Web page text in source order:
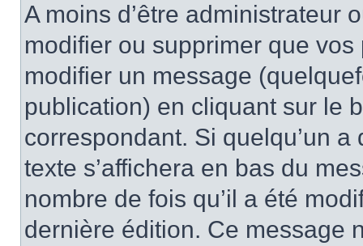
A moins d’être administrateur
modifier ou supprimer que
modifier un message
publication) en cliquant sur le
correspondant. Si quelqu’un
texte s’affichera en bas du
nombre de fois qu’il a été
dernière édition. Ce message